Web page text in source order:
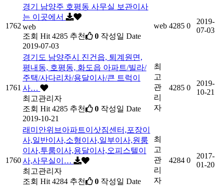
1762
경기 남양주 호평동 사무실 보관이사
는 이곳에서
web
조회 Hit 4285 추천 0 작성일 Date
2019-07-03
web 4285 0
2019-
07-03
1761
경기도 남양주시 진건읍, 퇴계원면,
평내동, 호평동, 화도읍 아파트/빌라/
주택/사다리차/용달이사/큰 트럭이
사…
최고관리자
조회 Hit 4285 추천 0 작성일 Date
2019-10-21
최
고
관
리
자
4285 0
2019-
10-21
1760
래미안위브아파트이삿짐센터,포장이
사,일반이사,소형이사,일부이사,원룸
이사,투룸이사,용달이사,오피스텔이
사,사무실이…
최고관리자
조회 Hit 4284 추천 0 작성일 Date
최
고
관
리
자
4284 0
2017-
01-20